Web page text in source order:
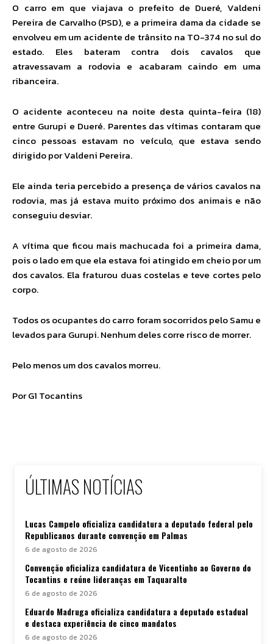
O carro em que viajava o prefeito de Dueré, Valdeni
Pereira de Carvalho (PSD), e a primeira dama da cidade se
envolveu em um acidente de trânsito na TO-374 no sul do
estado. Eles bateram contra dois cavalos que
atravessavam a rodovia e acabaram caindo em uma
ribanceira.
O acidente aconteceu na noite desta quinta-feira (18)
entre Gurupi e Dueré. Parentes das vítimas contaram que
cinco pessoas estavam no veículo, que estava sendo
dirigido por Valdeni Pereira.
Ele ainda teria percebido a presença de vários cavalos na
rodovia, mas já estava muito próximo dos animais e não
conseguiu desviar.
A vítima que ficou mais machucada foi a primeira dama,
pois o lado em que ela estava foi atingido em cheio por um
dos cavalos. Ela fraturou duas costelas e teve cortes pelo
corpo.
Todos os ocupantes do carro foram socorridos pelo Samu e
levados para Gurupi. Nenhum deles corre risco de morrer.
Pelo menos um dos cavalos morreu.
Por G1 Tocantins
ÚLTIMAS NOTÍCIAS
Lucas Campelo oficializa candidatura a deputado federal pelo
Republicanos durante convenção em Palmas
6 de agosto de 2026
Convenção oficializa candidatura de Vicentinho ao Governo do
Tocantins e reúne lideranças em Taquaralto
6 de agosto de 2026
Eduardo Madruga oficializa candidatura a deputado estadual
e destaca experiência de cinco mandatos
6 de agosto de 2026